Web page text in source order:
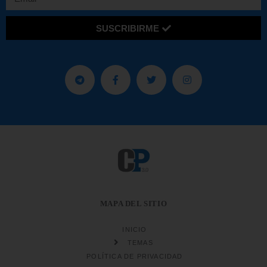
SUSCRIBIRME
MAPA DEL SITIO
INICIO
TEMAS
POLÍTICA DE PRIVACIDAD